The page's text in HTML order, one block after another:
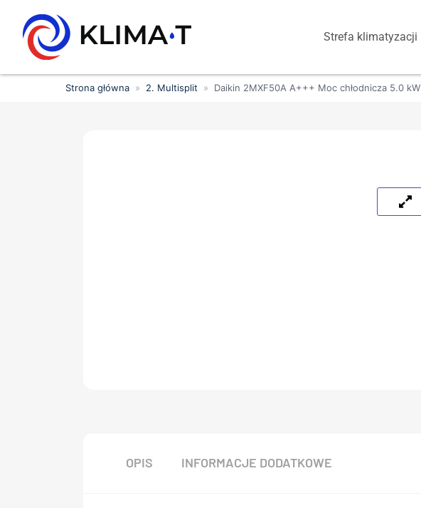
Strefa klimatyzacji
Strona główna » 2. Multisplit » Daikin 2MXF50A A+++ Moc chłodnicza 5.0 kW
OPIS INFORMACJE DODATKOWE